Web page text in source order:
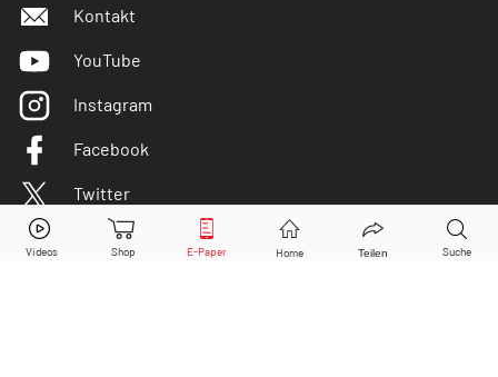
CTS Eventim Aktie jetzt handeln?
Kontakt
YouTube
Instagram
Facebook
Twitter